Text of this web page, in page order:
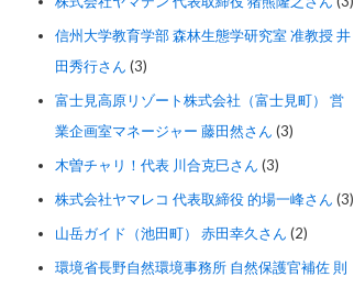
信州大学教育学部 森林生態学研究室 准教授 井
田秀行さん (3)
富士見高原リゾート株式会社（富士見町） 営
業企画室マネージャー 藤田然さん (3)
木曽チャリ！代表 川合克巳さん (3)
株式会社ヤマレコ 代表取締役 的場一峰さん (3)
山岳ガイド（池田町） 赤田幸久さん (2)
環境省長野自然環境事務所 自然保護官補佐 則